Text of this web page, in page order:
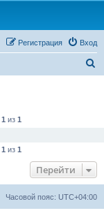
Вход
Регистрация
1 из 1
1 из 1
Перейти
Часовой пояс: UTC+04:00